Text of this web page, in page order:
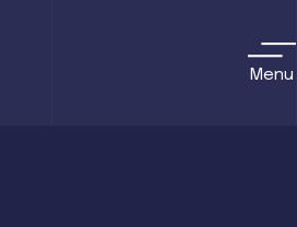
Menu